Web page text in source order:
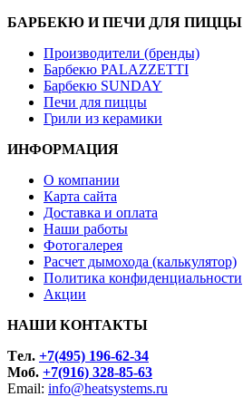
БАРБЕКЮ И ПЕЧИ ДЛЯ ПИЦЦЫ
Производители (бренды)
Барбекю PALAZZETTI
Барбекю SUNDAY
Печи для пиццы
Грили из керамики
ИНФОРМАЦИЯ
О компании
Карта сайта
Доставка и оплата
Наши работы
Фотогалерея
Расчет дымохода (калькулятор)
Политика конфиденциальности
Акции
НАШИ КОНТАКТЫ
Tел. +7(495) 196-62-34
Моб. +7(916) 328-85-63
Email: info@heatsystems.ru